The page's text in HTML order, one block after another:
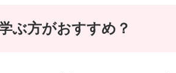
ぶ方がおすすめ？